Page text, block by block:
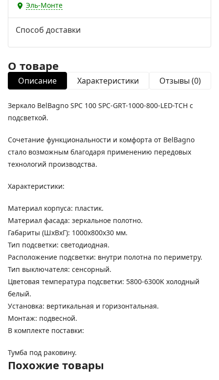
Эль-Монте
Способ доставки
О товаре
Описание Характеристики Отзывы (0)
Зеркало BelBagno SPC 100 SPC-GRT-1000-800-LED-TCH с
подсветкой.
Сочетание функциональности и комфорта от BelBagno
стало возможным благодаря применению передовых
технологий производства.
Характеристики:
Материал корпуса: пластик.
Материал фасада: зеркальное полотно.
Габариты (ШхВхГ): 1000х800х30 мм.
Тип подсветки: светодиодная.
Расположение подсветки: внутри полотна по периметру.
Тип выключателя: сенсорный.
Цветовая температура подсветки: 5800-6300K холодный
белый.
Установка: вертикальная и горизонтальная.
Монтаж: подвесной.
В комплекте поставки:
Тумба под раковину.
Похожие товары